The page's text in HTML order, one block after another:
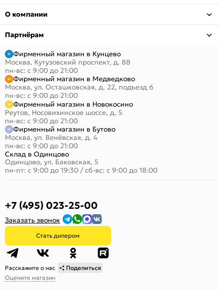
О компании
Партнёрам
Фирменный магазин в Кунцево
Москва, Кутузовский проспект, д. 88
пн-вс: с 9:00 до 21:00
Фирменный магазин в Медведково
Москва, ул. Осташковская, д. 22, подъезд 6
пн-вс: с 9:00 до 21:00
Фирменный магазин в Новокосино
Реутов, Носовихинское шоссе, д. 5
пн-вс: с 9:00 до 21:00
Фирменный магазин в Бутово
Москва, ул. Венёвская, д. 4
пн-вс: с 9:00 до 21:00
Склад в Одинцово
Одинцово, ул. Баковская, 5
пн-пт: с 9:00 до 19:30 / сб-вс: с 9:00 до 18:00
+7 (495) 023-25-00
Заказать звонок
Стать дилером
Расскажите о нас
Поделиться
Оцените магазин